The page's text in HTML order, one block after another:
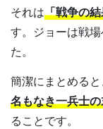
それは「戦争の
す。ジョーは戦
た。
簡潔にまとめると
名もなき一兵士
ることです。